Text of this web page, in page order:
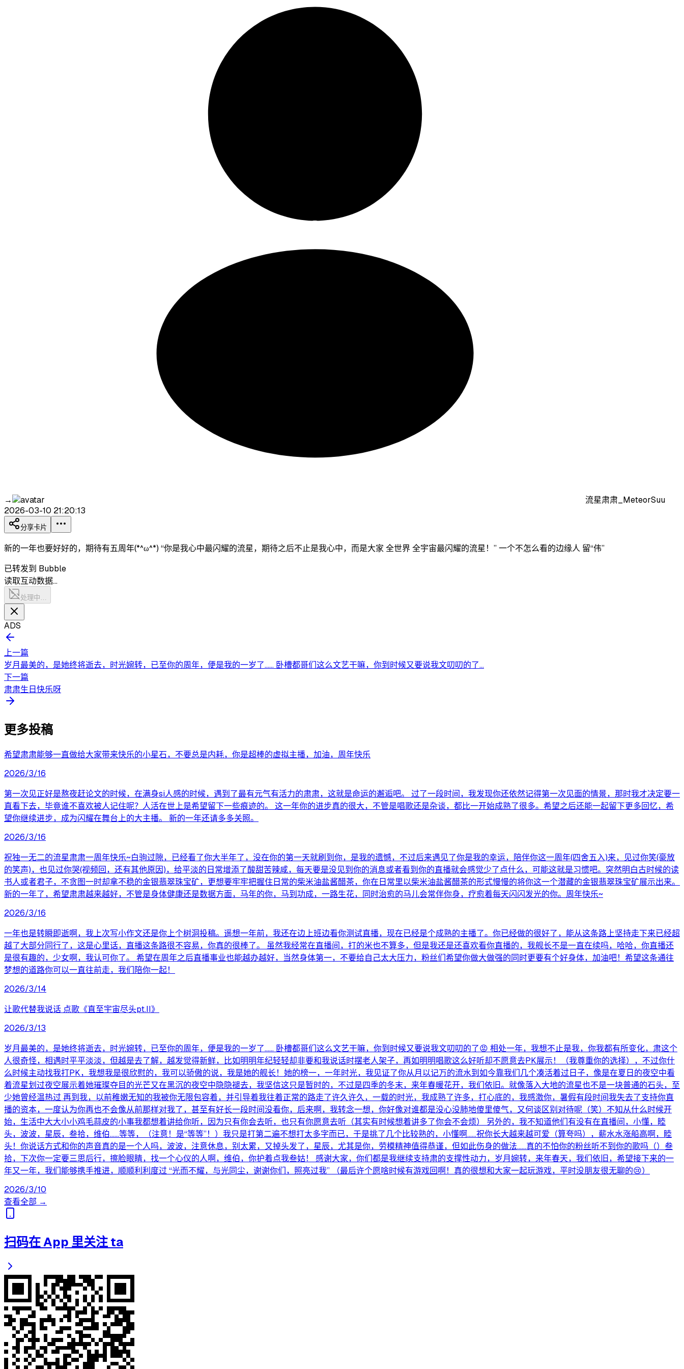
→
流星肃肃_MeteorSuu
2026-03-10 21:20:13
分享卡片
新的一年也要好好的，期待有五周年(*^ω^*) “你是我心中最闪耀的流星，期待之后不止是我心中，而是大家 全世界 全宇宙最闪耀的流星！” 一个不怎么看的边缘人 留“伟”
已转发到 Bubble
读取互动数据…
处理中…
ADS
上一篇
岁月最美的，是她终将逝去，时光婉转，已至你的周年，便是我的一岁了…… 卧槽都哥们这么文艺干嘛，你到时候又要说我文叨叨的了...
下一篇
肃肃生日快乐呀
更多投稿
希望肃肃能够一直做给大家带来快乐的小星石，不要总是内耗，你是超棒的虚拟主播，加油，周年快乐
2026/3/16
第一次见正好是熬夜赶论文的时候，在满身si人感的时候，遇到了最有元气有活力的肃肃，这就是命运的邂逅吧。 过了一段时间，我发现你还依然记得第一次见面的情景，那时我才决定要一
直看下去，毕竟谁不喜欢被人记住呢？人活在世上是希望留下一些痕迹的。 这一年你的进步真的很大，不管是唱歌还是杂谈，都比一开始成熟了很多。希望之后还能一起留下更多回忆，希
望你继续进步，成为闪耀在舞台上的大主播。 新的一年还请多多关照。
2026/3/16
祝独一无二的流星肃肃一周年快乐~白驹过隙，已经看了你大半年了，没在你的第一天就刷到你，是我的遗憾，不过后来遇见了你是我的幸运，陪伴你这一周年(四舍五入)来，见过你笑(豪放
的笑声)，也见过你哭(视频回，还有其他原因)，给平淡的日常增添了酸甜苦辣咸，每天要是没见到你的消息或者看到你的直播就会感觉少了点什么，可能这就是习惯吧。突然明白古时候的读
书人或者君子，不贪图一时却拿不稳的金银翡翠珠宝矿，更想要牢牢把握住日常的柴米油盐酱醋茶，你在日常里以柴米油盐酱醋茶的形式慢慢的将你这一个潜藏的金银翡翠珠宝矿展示出来。
新的一年了，希望肃肃越来越好，不管是身体健康还是数据方面，马年的你，马到功成，一路生花，同时治愈的马儿会常伴你身，疗愈着每天闪闪发光的你。周年快乐~
2026/3/16
一年也是转瞬即逝啊，我上次写小作文还是你上个树洞投稿。遥想一年前，我还在边上班边看你测试直播，现在已经是个成熟的主播了。你已经做的很好了，能从这条路上坚持走下来已经超
越了大部分同行了，这是心里话，直播这条路很不容易，你真的很棒了。 虽然我经常在直播间，打的米也不算多，但是我还是还喜欢看你直播的，我舰长不是一直在续吗，哈哈，你直播还
是很有趣的，少女啊，我认可你了。 希望在周年之后直播事业也能越办越好，当然身体第一，不要给自己太大压力，粉丝们希望你做大做强的同时更要有个好身体，加油吧！希望这条通往
梦想的道路你可以一直往前走，我们陪你一起！
2026/3/14
让歌代替我说话 点歌《直至宇宙尽头pt.II》
2026/3/13
岁月最美的，是她终将逝去，时光婉转，已至你的周年，便是我的一岁了…… 卧槽都哥们这么文艺干嘛，你到时候又要说我文叨叨的了😡 相处一年，我想不止是我，你我都有所变化，肃这个
人很奇怪，相遇时平平淡淡，但越是去了解，越发觉得新鲜，比如明明年纪轻轻却非要和我说话时摆老人架子，再如明明唱歌这么好听却不愿意去PK展示！（我尊重你的选择），不过你什
么时候主动找我打PK，我想我是很欣慰的，我可以骄傲的说，我是她的舰长！她的榜一，一年时光，我见证了你从月以记万的流水到如今靠我们几个凑活着过日子，像是在夏日的夜空中看
着流星划过夜空展示着她璀璨夺目的光芒又在黑沉的夜空中隐隐褪去，我坚信这只是暂时的，不过是四季的冬末，来年春暖花开，我们依旧。就像落入大地的流星也不是一块普通的石头，至
少她曾经温热过 再到我，以前稚嫩无知的我被你无限包容着，并引导着我往着正常的路走了许久许久，一载的时光，我成熟了许多，打心底的，我感激你，暑假有段时间我失去了支持你直
播的资本，一度认为你再也不会像从前那样对我了，甚至有好长一段时间没看你，后来啊，我转念一想，你好像对谁都是没心没肺地傻里傻气，又何谈区别对待呢（笑）不知从什么时候开
始，生活中大大小小鸡毛蒜皮的小事我都想着讲给你听，因为只有你会去听，也只有你愿意去听（其实有时候想着讲多了你会不会烦） 另外的，我不知道他们有没有在直播间，小懂，睦
头，波波，星辰，叁拾，维伯……等等，（注意！是“等等”！）我只是打第二遍不想打太多字而已，于是挑了几个比较熟的，小懂啊……祝你长大越来越可爱（算夸吗），薪水水涨船高啊，睦
头！你说话方式和你的声音真的是一个人吗，波波，注意休息，别太累，又掉头发了，星辰，尤其是你，劳模精神值得恭谨，但如此伤身的做法……真的不怕你的粉丝听不到你的歌吗（）叁
拾，下次你一定要三思后行，擦脸眼睛，找一个心仪的人啊，维伯，你护着点我叁姑！ 感谢大家，你们都是我继续支持肃的支撑性动力，岁月婉转，来年春天，我们依旧，希望接下来的一
年又一年，我们能够携手推进，顺顺利利度过 “光而不耀，与光同尘，谢谢你们，照亮过我” （最后许个愿啥时候有游戏回啊！真的很想和大家一起玩游戏，平时没朋友很无聊的😢）
2026/3/10
查看全部 →
扫码在 App 里关注 ta